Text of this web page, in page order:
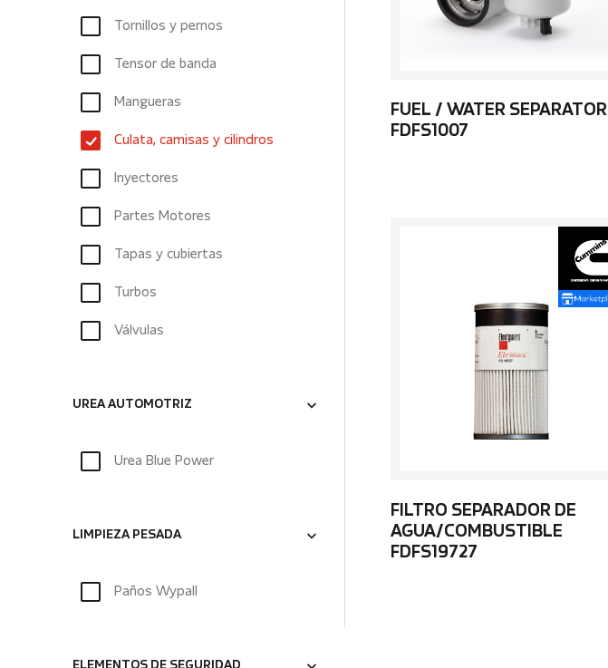
Tornillos y pernos
Tensor de banda
Mangueras
Culata, camisas y cilindros
Inyectores
Partes Motores
Tapas y cubiertas
Turbos
Válvulas
UREA AUTOMOTRIZ
Urea Blue Power
LIMPIEZA PESADA
Paños Wypall
FUEL / WATER SEPARATOR
FDFS1007
FILTRO SEPARADOR DE
AGUA/COMBUSTIBLE
FDFS19727